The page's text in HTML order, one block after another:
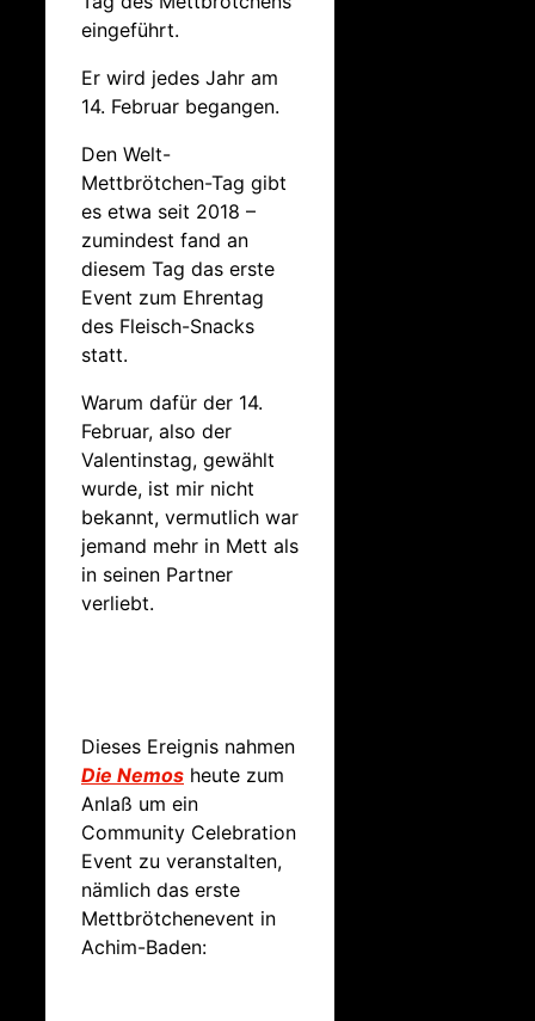
eingeführt.
Er wird jedes Jahr am
14. Februar begangen.
Den Welt-
Mettbrötchen-Tag gibt
es etwa seit 2018 –
zumindest fand an
diesem Tag das erste
Event zum Ehrentag
des Fleisch-Snacks
statt.
Warum dafür der 14.
Februar, also der
Valentinstag, gewählt
wurde, ist mir nicht
bekannt, vermutlich war
jemand mehr in Mett als
in seinen Partner
verliebt.
Dieses Ereignis nahmen
Die Nemos heute zum
Anlaß um ein
Community Celebration
Event zu veranstalten,
nämlich das erste
Mettbrötchenevent in
Achim-Baden: